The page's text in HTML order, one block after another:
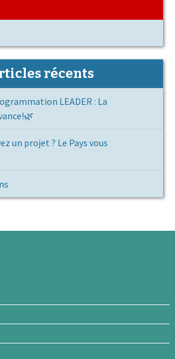
récents
LEADER : La
un projet ? Le Pays vous